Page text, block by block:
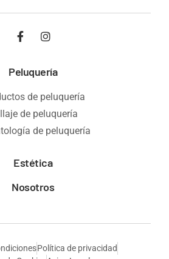
Peluquería
de peluquería
de peluquería
de peluquería
Estética
Nosotros
Política de privacidad